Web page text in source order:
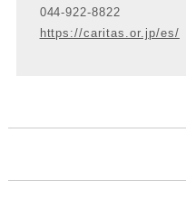
044-922-8822
https://caritas.or.jp/es/